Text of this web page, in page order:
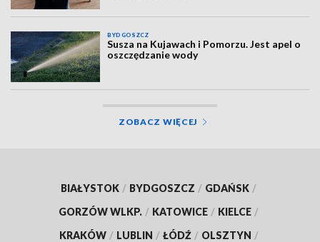
BYDGOSZCZ
Susza na Kujawach i Pomorzu. Jest apel o
oszczędzanie wody
ZOBACZ WIĘCEJ
BIAŁYSTOK / BYDGOSZCZ / GDAŃSK /
GORZÓW WLKP. / KATOWICE / KIELCE /
KRAKÓW / LUBLIN / ŁÓDŹ / OLSZTYN /